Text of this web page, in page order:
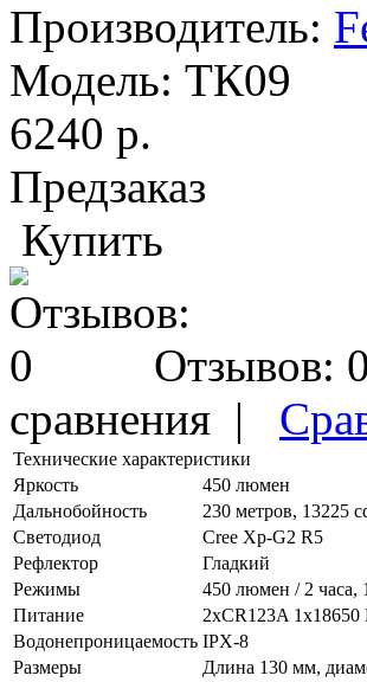
Производитель:
Модель: ТК09
6240 р.
Предзаказ
Купить
Отзывов: 0
сравнения |
Технические характеристики
Яркость
450 люмен
Дальнобойность
230 метров, 13225
Светодиод
Cree Xp-G2 R5
Рефлектор
Гладкий
Режимы
450 люмен / 2 часа,
Питание
2хCR123A 1x18650
Водонепроницаемость IPX-8
Размеры
Длина 130 мм,